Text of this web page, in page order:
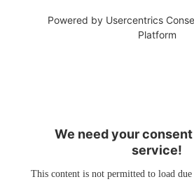
Powered by Usercentrics
Platform
We need your
service!
This content is not permitted to load